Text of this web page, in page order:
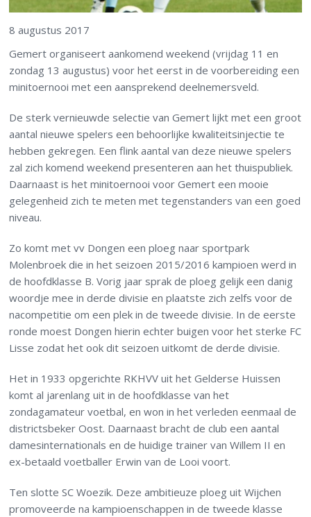
8 augustus 2017
Gemert organiseert aankomend weekend (vrijdag 11 en
zondag 13 augustus) voor het eerst in de voorbereiding een
minitoernooi met een aansprekend deelnemersveld.
De sterk vernieuwde selectie van Gemert lijkt met een groot
aantal nieuwe spelers een behoorlijke kwaliteitsinjectie te
hebben gekregen. Een flink aantal van deze nieuwe spelers
zal zich komend weekend presenteren aan het thuispubliek.
Daarnaast is het minitoernooi voor Gemert een mooie
gelegenheid zich te meten met tegenstanders van een goed
niveau.
Zo komt met vv Dongen een ploeg naar sportpark
Molenbroek die in het seizoen 2015/2016 kampioen werd in
de hoofdklasse B. Vorig jaar sprak de ploeg gelijk een danig
woordje mee in derde divisie en plaatste zich zelfs voor de
nacompetitie om een plek in de tweede divisie. In de eerste
ronde moest Dongen hierin echter buigen voor het sterke FC
Lisse zodat het ook dit seizoen uitkomt de derde divisie.
Het in 1933 opgerichte RKHVV uit het Gelderse Huissen
komt al jarenlang uit in de hoofdklasse van het
zondagamateur voetbal, en won in het verleden eenmaal de
districtsbeker Oost. Daarnaast bracht de club een aantal
damesinternationals en de huidige trainer van Willem II en
ex-betaald voetballer Erwin van de Looi voort.
Ten slotte SC Woezik. Deze ambitieuze ploeg uit Wijchen
promoveerde na kampioenschappen in de tweede klasse